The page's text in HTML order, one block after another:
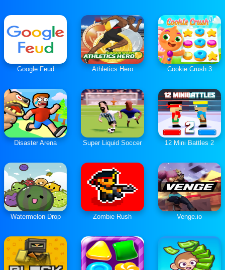
Google Feud Athletics Hero Cookie Crush 3
Disaster Arena Super Liquid Soccer 12 Mini Battles 2
Watermelon Drop Zombie Rush Venge.io